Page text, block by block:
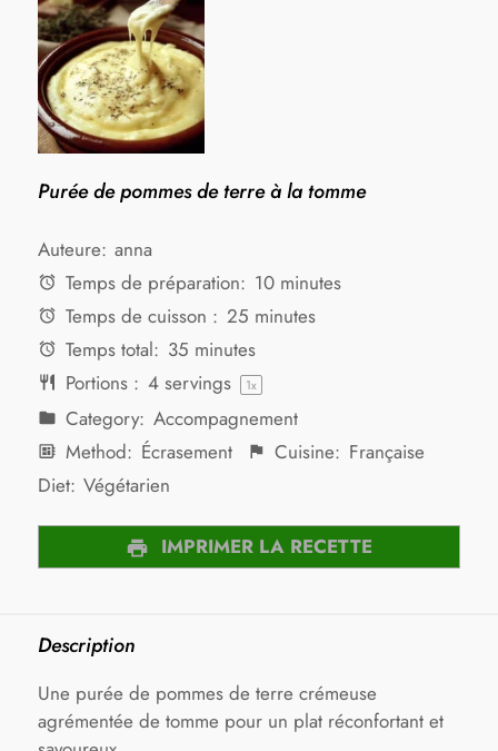
Purée de pommes de terre à la tomme
Auteure: anna
Temps de préparation: 10 minutes
Temps de cuisson : 25 minutes
Temps total: 35 minutes
Portions : 4servings 1x
Category: Accompagnement
Method: Écrasement Cuisine: Française
Diet: Végétarien
IMPRIMER LA RECETTE
Description
Une purée de pommes de terre crémeuse
agrémentée de tomme pour un plat réconfortant et